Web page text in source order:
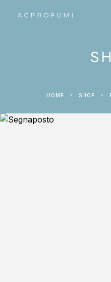
HOME SHOP